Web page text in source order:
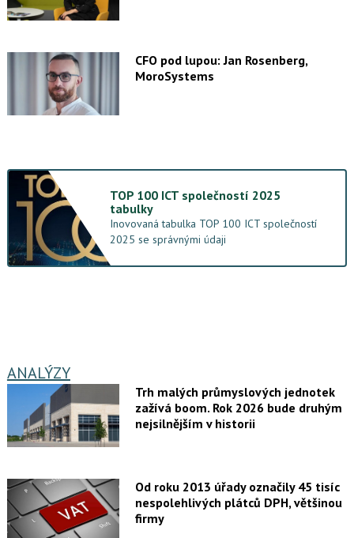
CFO pod lupou: Jan Rosenberg,
MoroSystems
TOP 100 ICT společností 2025
tabulky
Inovovaná tabulka TOP 100 ICT společností
2025 se správnými údaji
ANALÝZY
Trh malých průmyslových jednotek
zažívá boom. Rok 2026 bude druhým
nejsilnějším v historii
Od roku 2013 úřady označily 45 tisíc
nespolehlivých plátců DPH, většinou
firmy